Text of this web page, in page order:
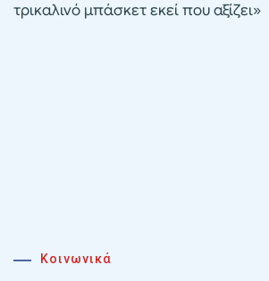
τρικαλινό μπάσκετ εκεί που αξίζει»
Κοινωνικά